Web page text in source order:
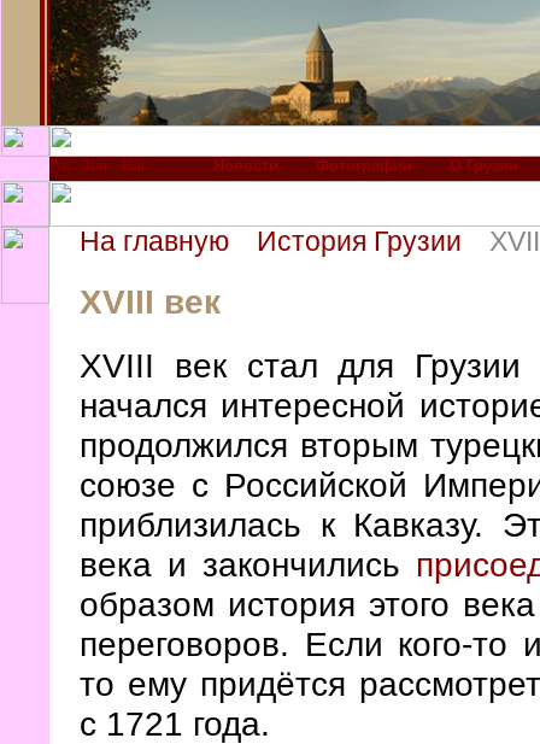
Новости Фотографии О Грузии
На главную История Грузии
XVIII век
XVIII век стал для
начался интересной
продолжился вторым
союзе с Российской
приблизилась к Кавказу.
века и закончились
образом история этого
переговоров. Если кого-то
то ему придётся
с 1721 года.